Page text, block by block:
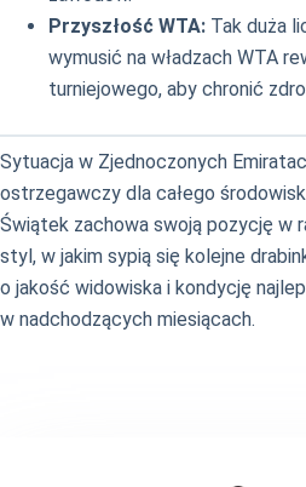
Przyszłość WTA: Tak duża
wymusić na władzach WTA
turniejowego, aby chronić
Sytuacja w Zjednoczonych
ostrzegawczy dla całego
Świątek zachowa swoją pozycję w
styl, w jakim sypią się kolejne
o jakość widowiska i kondycję
w nadchodzących miesiącach.